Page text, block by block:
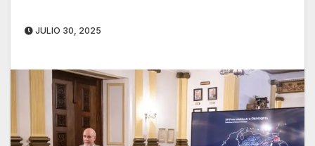
JULIO 30, 2025